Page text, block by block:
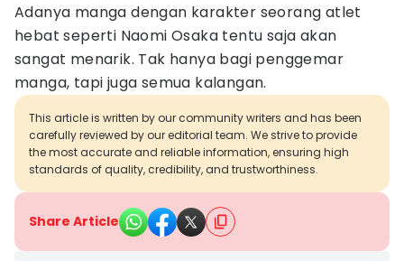
Adanya manga dengan karakter seorang atlet
hebat seperti Naomi Osaka tentu saja akan
sangat menarik. Tak hanya bagi penggemar
manga, tapi juga semua kalangan.
This article is written by our community writers and has been
carefully reviewed by our editorial team. We strive to provide
the most accurate and reliable information, ensuring high
standards of quality, credibility, and trustworthiness.
Share Article